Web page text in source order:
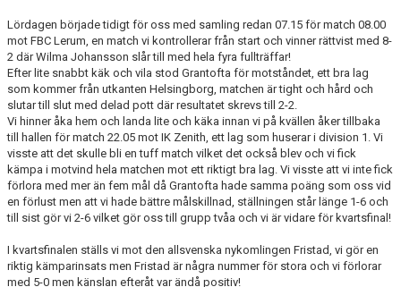
Lördagen började tidigt för oss med samling redan 07.15 för match 08.00
mot FBC Lerum, en match vi kontrollerar från start och vinner rättvist med 8-
2 där Wilma Johansson slår till med hela fyra fullträffar!
Efter lite snabbt käk och vila stod Grantofta för motståndet, ett bra lag
som kommer från utkanten Helsingborg, matchen är tight och hård och
slutar till slut med delad pott där resultatet skrevs till 2-2.
Vi hinner åka hem och landa lite och käka innan vi på kvällen åker tillbaka
till hallen för match 22.05 mot IK Zenith, ett lag som huserar i division 1. Vi
visste att det skulle bli en tuff match vilket det också blev och vi fick
kämpa i motvind hela matchen mot ett riktigt bra lag. Vi visste att vi inte fick
förlora med mer än fem mål då Grantofta hade samma poäng som oss vid
en förlust men att vi hade bättre målskillnad, ställningen står länge 1-6 och
till sist gör vi 2-6 vilket gör oss till grupp tvåa och vi är vidare för kvartsfinal!
I kvartsfinalen ställs vi mot den allsvenska nykomlingen Fristad, vi gör en
riktig kämparinsats men Fristad är några nummer för stora och vi förlorar
med 5-0 men känslan efteråt var ändå positiv!